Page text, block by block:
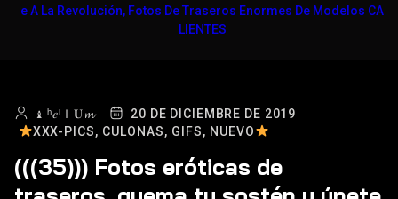
E A La Revolución, Fotos De Traseros Enormes De Modelos CA
LIENTES
♝ ʰ𝑒ˡＩ𝐔𝓶
20 DE DICIEMBRE DE 2019
XXX-PICS, CULONAS, GIFS, NUEVO
(((35))) Fotos eróticas de